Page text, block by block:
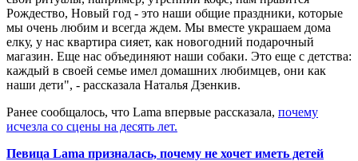
Рождество, Новый год - это наши общие праздники, которые
мы очень любим и всегда ждем. Мы вместе украшаем дома
елку, у нас квартира сияет, как новогодний подарочный
магазин. Еще нас объединяют наши собаки. Это еще с детства:
каждый в своей семье имел домашних любимцев, они как
наши дети", - рассказала Наталья Дзенкив.
Ранее сообщалось, что Lama впервые рассказала, почему
исчезла со сцены на десять лет.
Певица Lama призналась, почему не хочет иметь детей